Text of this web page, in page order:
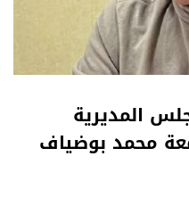
المديرية
محمد بوضياف